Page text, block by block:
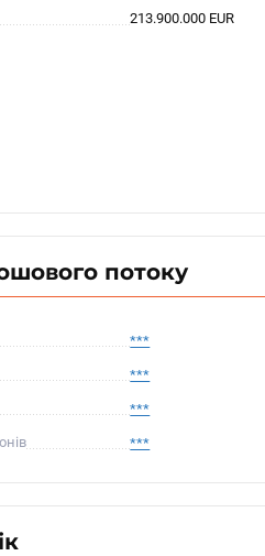
213.900.000 EUR
потоку
***
***
***
***